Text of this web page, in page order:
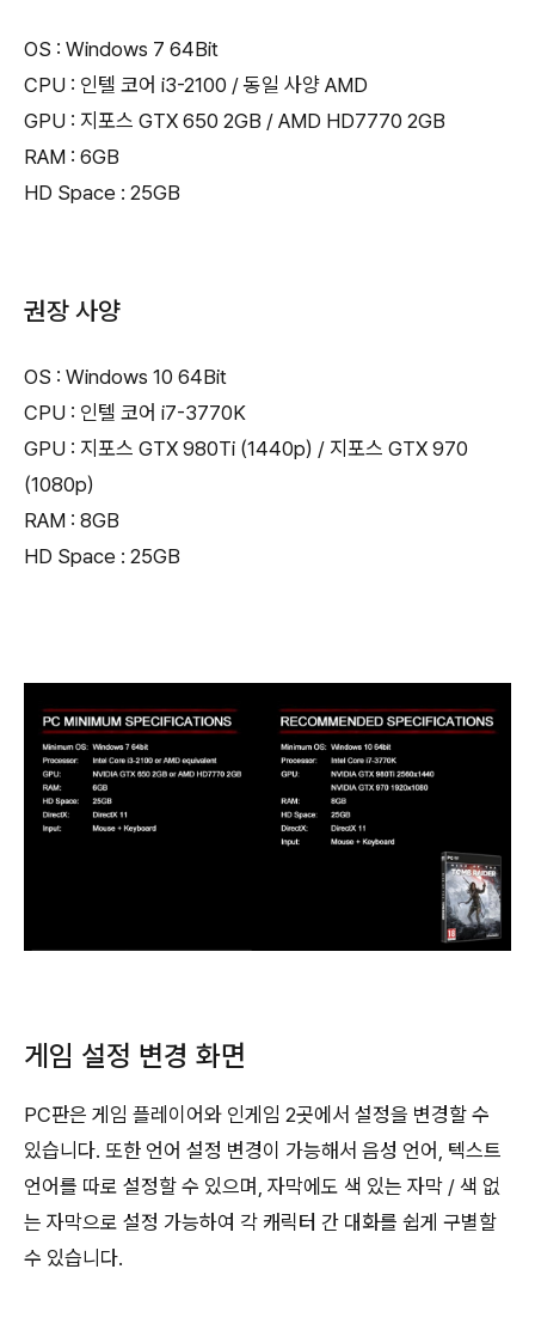
OS : Windows 7 64Bit
CPU : 인텔 코어 i3-2100 / 동일 사양 AMD
GPU : 지포스 GTX 650 2GB / AMD HD7770 2GB
RAM : 6GB
HD Space : 25GB
권장 사양
OS : Windows 10 64Bit
CPU : 인텔 코어 i7-3770K
GPU : 지포스 GTX 980Ti (1440p) / 지포스 GTX 970
(1080p)
RAM : 8GB
HD Space : 25GB
게임 설정 변경 화면
PC판은 게임 플레이어와 인게임 2곳에서 설정을 변경할 수
있습니다. 또한 언어 설정 변경이 가능해서 음성 언어, 텍스트
언어를 따로 설정할 수 있으며, 자막에도 색 있는 자막 / 색 없
는 자막으로 설정 가능하여 각 캐릭터 간 대화를 쉽게 구별할
수 있습니다.